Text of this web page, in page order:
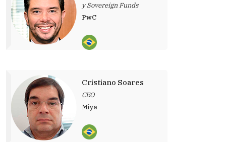
y Sovereign Funds
PwC
Cristiano Soares
CEO
Miya